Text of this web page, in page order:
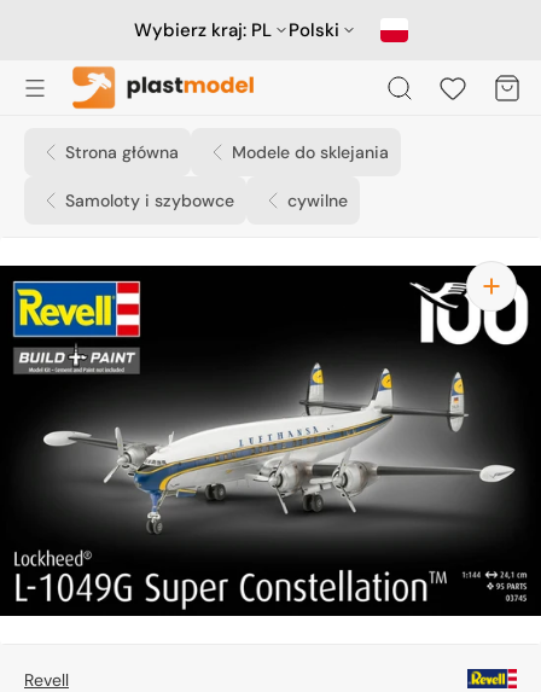
Wybierz kraj: PL Polski
Koszyk
Strona główna Modele do sklejania
Samoloty i szybowce cywilne
Otwórz
media
1
w
widoku
galerii
Revell